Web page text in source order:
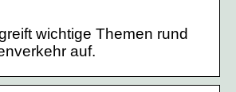
wichtige Themen rund
auf.